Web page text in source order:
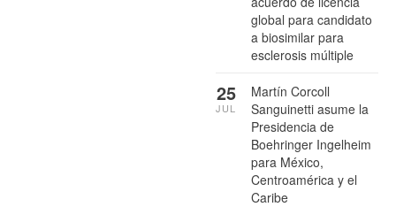
global para candidato
a biosimilar para
esclerosis múltiple
Martín Corcoll
Sanguinetti asume la
Presidencia de
Boehringer Ingelheim
para México,
Centroamérica y el
Caribe
25
JUL